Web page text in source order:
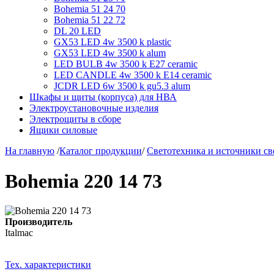
Bohemia 51 24 70
Bohemia 51 22 72
DL 20 LED
GX53 LED 4w 3500 k plastic
GX53 LED 4w 3500 k alum
LED BULB 4w 3500 k E27 ceramic
LED CANDLE 4w 3500 k E14 ceramic
JCDR LED 6w 3500 k gu5.3 alum
Шкафы и щиты (корпуса) для НВА
Электроустановочные изделия
Электрощиты в сборе
Ящики силовые
На главную /Каталог продукции/Светотехника и источники
Bohemia 220 14 73
Производитель
Italmac
Тех. характеристики